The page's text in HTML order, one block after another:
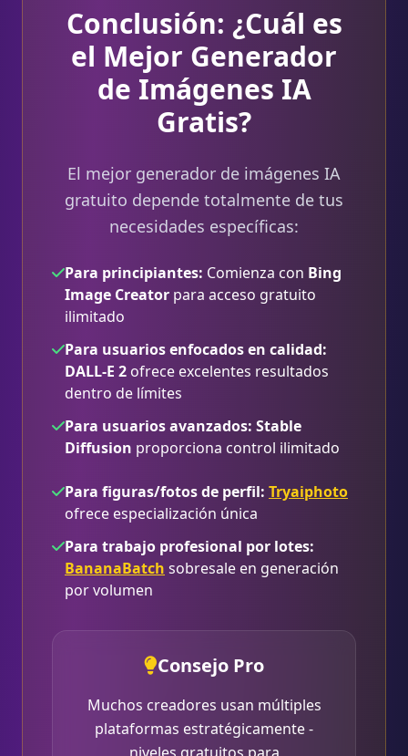
Conclusión: ¿Cuál es
el Mejor Generador
de Imágenes IA
Gratis?
El mejor generador de imágenes IA
gratuito depende totalmente de tus
necesidades específicas:
Para principiantes: Comienza con Bing
Image Creator para acceso gratuito
ilimitado
Para usuarios enfocados en calidad:
DALL-E 2 ofrece excelentes resultados
dentro de límites
Para usuarios avanzados: Stable
Diffusion proporciona control ilimitado
Para figuras/fotos de perfil: Tryaiphoto
ofrece especialización única
Para trabajo profesional por lotes:
BananaBatch sobresale en generación
por volumen
Consejo Pro
Muchos creadores usan múltiples
plataformas estratégicamente -